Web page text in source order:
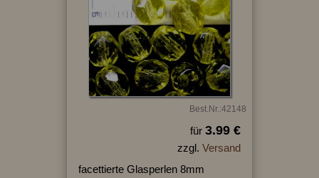
Best.Nr.:42148
für 3.99 €
zzgl. Versand
facettierte Glasperlen 8mm